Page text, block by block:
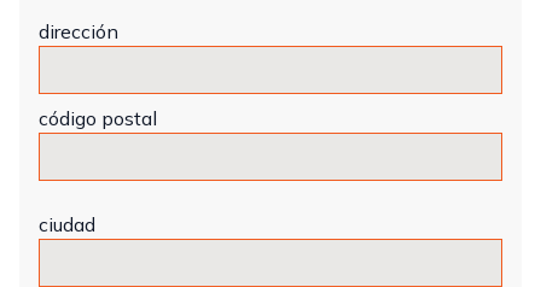
dirección
código postal
ciudad